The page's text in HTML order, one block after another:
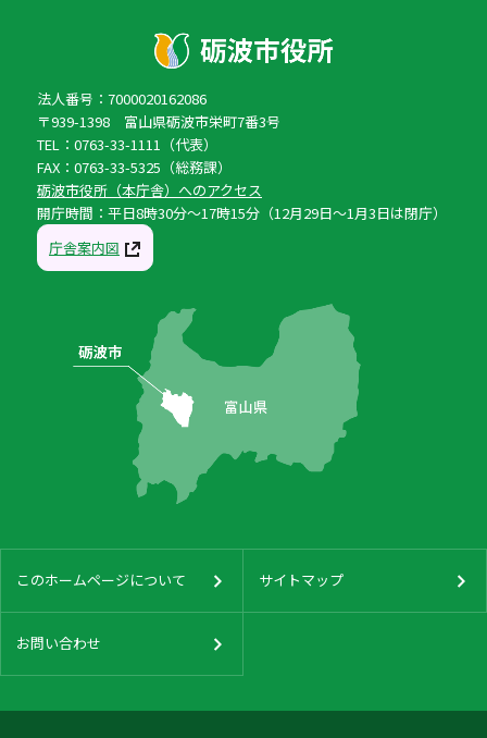
法人番号：7000020162086
〒939-1398 富山県砺波市栄町7番3号
TEL：0763-33-1111（代表）
FAX：0763-33-5325（総務課）
砺波市役所（本庁舎）へのアクセス
開庁時間：平日8時30分〜17時15分（12月29日〜1月3日は閉庁）
庁舎案内図
このホームページについて サイトマップ
お問い合わせ